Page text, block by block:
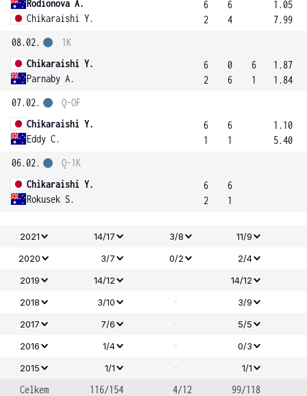
Rodionova A.
Chikaraishi Y.
6
2
6
4
1.05
7.99
08.02.
Chikaraishi Y.
Parnaby A.
1K
6
2
0
6
6
1
1.87
1.84
07.02.
Chikaraishi Y.
Eddy C.
Q-OF
6
1
6
1
1.10
5.40
06.02.
Chikaraishi Y.
Rokusek S.
Q-1K
6
2
6
1
2021 14/17 3/8
11/9
2020
3/7 0/2
2/4
2019
14/12 -
14/12
2018
3/10 -
3/9
2017
7/6 -
5/5
2016
1/4 -
0/3
2015
1/1 - 1/1
Celkem 116/154 4/12 99/118